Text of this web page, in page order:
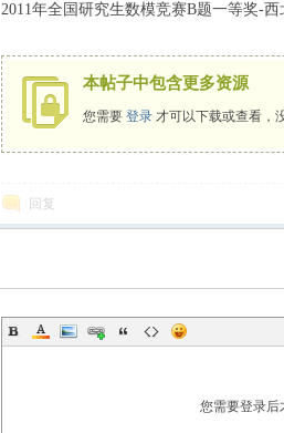
2011年全国研究生数模竞赛B题一等奖-
本帖子中包含更多资源
您需要 登录才可以下载或查看，
回复
您需要登录